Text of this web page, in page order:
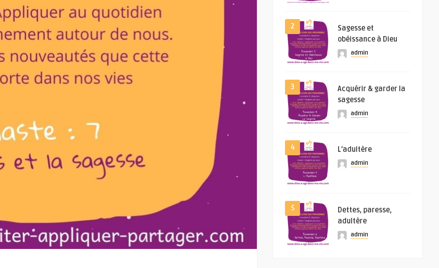
2
Sagesse et
obéissance à Dieu
admin
3
Acquérir & garder la
sagesse
admin
4 L’adultère
admin
5
Dettes, paresse,
adultère
admin